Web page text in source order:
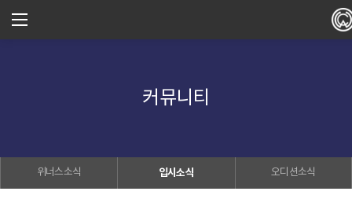
커뮤니티
위너스소식 입시소식 오디션소식